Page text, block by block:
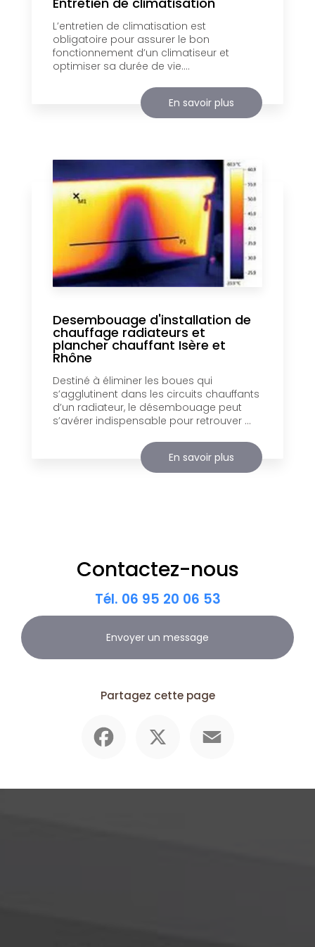
L’entretien de climatisation est
obligatoire pour assurer le bon
fonctionnement d’un climatiseur et
optimiser sa durée de vie....
En savoir plus
Desembouage d'installation de
chauffage radiateurs et
plancher chauffant Isère et
Rhône
Destiné à éliminer les boues qui
s’agglutinent dans les circuits chauffants
d’un radiateur, le désembouage peut
s’avérer indispensable pour retrouver ...
En savoir plus
Contactez-nous
Tél. 06 95 20 06 53
Envoyer un message
Partagez cette page